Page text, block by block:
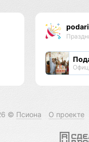
© Псиона О проекте